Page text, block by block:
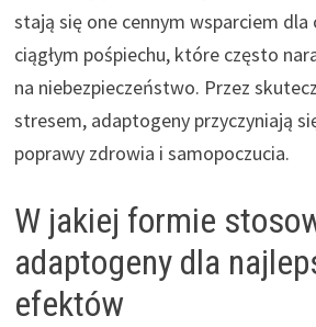
stają się one cennym wsparciem dla
ciągłym pośpiechu, które często
na niebezpieczeństwo. Przez
stresem, adaptogeny przyczyniają
poprawy zdrowia i samopoczucia.
W jakiej formie
adaptogeny dla
efektów